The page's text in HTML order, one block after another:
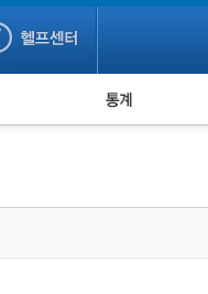
누적 피해사례 통계